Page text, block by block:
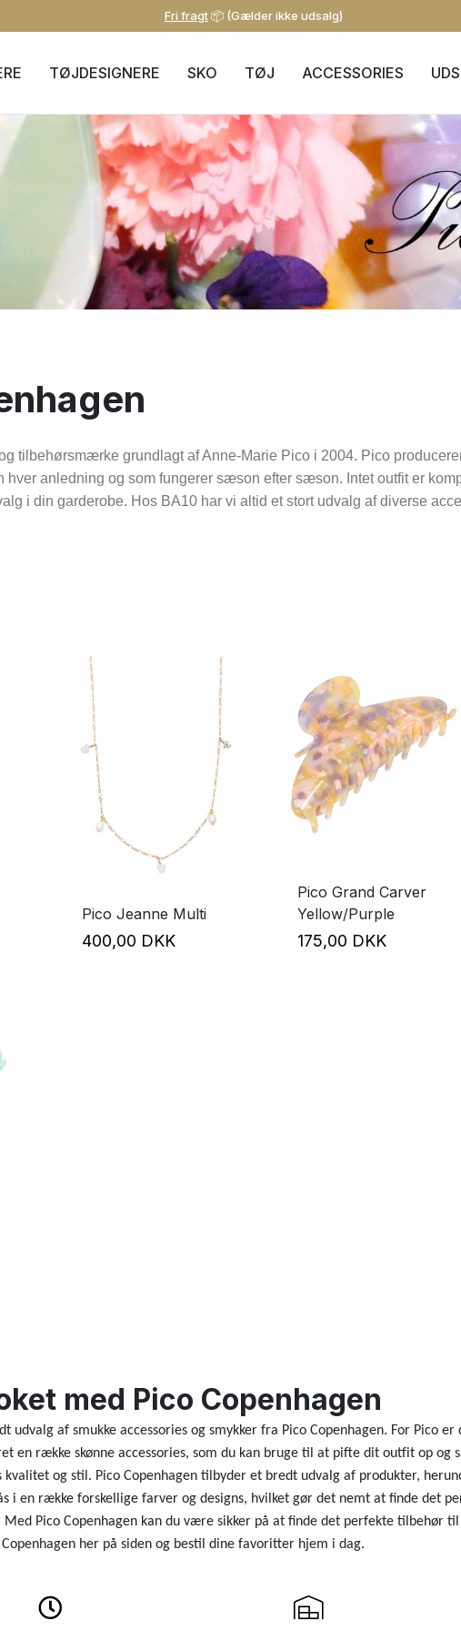
Fri fragt📦 (Gælder ikke udsalg)
TØJDESIGNERE SKO TØJ ACCESSORIES
tilbehørsmærke grundlagt af Anne-Marie Pico i 2004. Pico
hver anledning og som fungerer sæson efter sæson. Intet outfit er
i din garderobe. Hos BA10 har vi altid et stort udvalg af diverse
Pico Jeanne Multi
400,00 DKK
Pico Grand Carver
Yellow/Purple
175,00 DKK
med Pico Copenhagen
udvalg af smukke accessories og smykker fra Pico Copenhagen. For Pico
en række skønne accessories, som du kan bruge til at pifte dit outfit op og
og stil. Pico Copenhagen tilbyder et bredt udvalg af produkter,
i en række forskellige farver og designs, hvilket gør det nemt at finde det
Pico Copenhagen kan du være sikker på at finde det perfekte tilbehør
her på siden og bestil dine favoritter hjem i dag.